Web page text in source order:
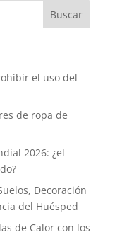
el uso del
de ropa de
2026: ¿el
Decoración
del Huésped
de Calor con los